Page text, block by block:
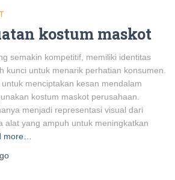
kostum maskot
semakin kompetitif, memiliki identitas
kunci untuk menarik perhatian konsumen.
menciptakan kesan mendalam
kostum maskot perusahaan.
menjadi representasi visual dari
alat yang ampuh untuk meningkatkan
more…